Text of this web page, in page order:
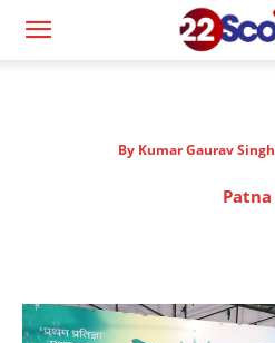
By Kumar Gaurav Singh
Patna